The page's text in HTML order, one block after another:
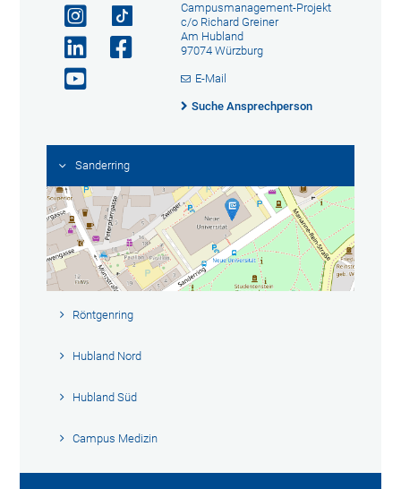
Campusmanagement-Projekt
c/o Richard Greiner
Am Hubland
97074 Würzburg
E-Mail
Suche Ansprechperson
Sanderring
Röntgenring
Hubland Nord
Hubland Süd
Campus Medizin